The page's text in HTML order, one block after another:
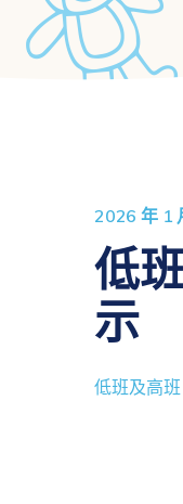
2026 年 1
低
示
低班及高